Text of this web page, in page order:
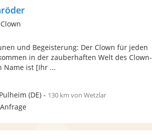
und Begeisterung: Der Clown für jeden
in der zauberhaften Welt des Clown-
Name ist [Ihr ...
Pulheim (DE)- 130 km von Wetzlar